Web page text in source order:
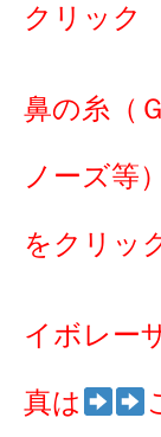
クリック
鼻の糸（
ノーズ等
をクリッ
イボレー
真は